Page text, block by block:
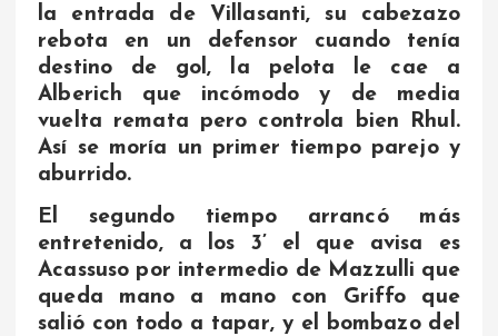
la entrada de Villasanti, su cabezazo
rebota en un defensor cuando tenía
destino de gol, la pelota le cae a
Alberich que incómodo y de media
vuelta remata pero controla bien Rhul.
Así se moría un primer tiempo parejo y
aburrido.
El segundo tiempo arrancó más
entretenido, a los 3’ el que avisa es
Acassuso por intermedio de Mazzulli que
queda mano a mano con Griffo que
salió con todo a tapar, y el bombazo del